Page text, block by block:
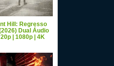
Hill: Regresso
Dual Áudio
| 1080p | 4K